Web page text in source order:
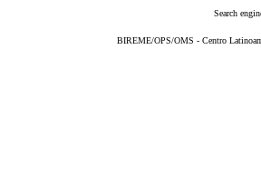
Search
BIREME/OPS/OMS - Centro